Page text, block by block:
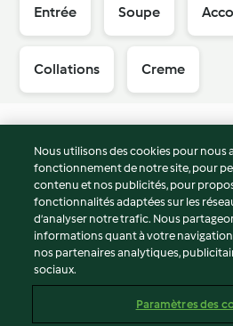
Entrée Soupe
Collations Creme
© Copyright 2026
Conditions d'utilisation
Politique de confidentialité
Non-responsabilité
Mentions légales
Contenu du rapport
Nous utilisons des cookies pour nous
fonctionnement de notre site, pour
contenu et nos publicités, pour
fonctionnalités adaptées sur les
d’analyser notre trafic. Nous
informations quant à votre
nos partenaires analytiques,
sociaux.
Paramètres des